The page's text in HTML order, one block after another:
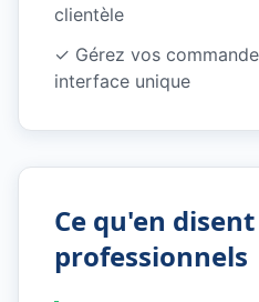
clientèle
✓ Gérez vos
interface unique
Ce qu'en
professionnels